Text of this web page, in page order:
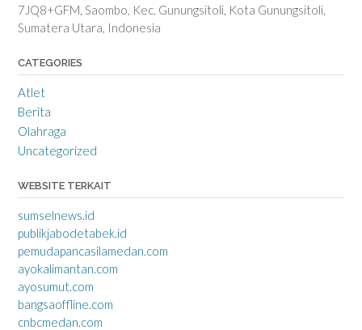
7JQ8+GFM, Saombo, Kec. Gunungsitoli, Kota Gunungsitoli,
Sumatera Utara, Indonesia
CATEGORIES
Atlet
Berita
Olahraga
Uncategorized
WEBSITE TERKAIT
sumselnews.id
publikjabodetabek.id
pemudapancasilamedan.com
ayokalimantan.com
ayosumut.com
bangsaoffline.com
cnbcmedan.com